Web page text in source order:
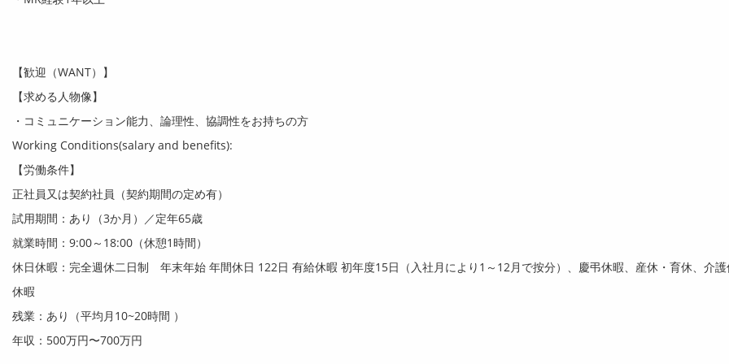
【歓迎（WANT）】
【求める人物像】
・コミュニケーション能力、論理性、協調性をお持ちの方
Working Conditions(salary and benefits):
【労働条件】
正社員又は契約社員（契約期間の定め有）
試用期間：あり（3か月）／定年65歳
就業時間： 9:00～ 18:00 （休憩1時間）
休日休暇：完全週休二日制 年末年始 年間休日 122日 有給休暇 初年度15日（入社月により 1 ～ 12月で按分）、慶弔休暇、産休・育休、介
休暇
残業：あり（平均月 10~20時間 ）
年収： 500万円〜700万円